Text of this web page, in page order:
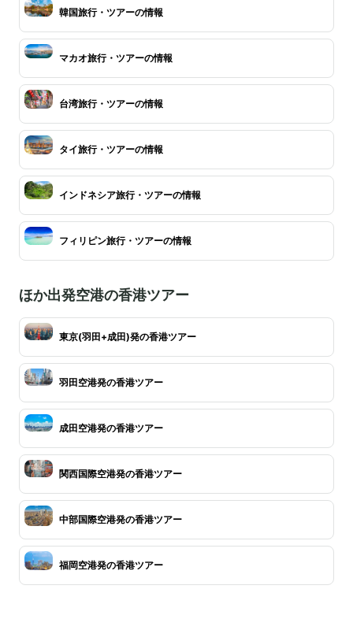
韓国旅行・ツアーの情報
マカオ旅行・ツアーの情報
台湾旅行・ツアーの情報
タイ旅行・ツアーの情報
インドネシア旅行・ツアーの情報
フィリピン旅行・ツアーの情報
ほか出発空港の香港ツアー
東京(羽田+成田)発の香港ツアー
羽田空港発の香港ツアー
成田空港発の香港ツアー
関西国際空港発の香港ツアー
中部国際空港発の香港ツアー
福岡空港発の香港ツアー